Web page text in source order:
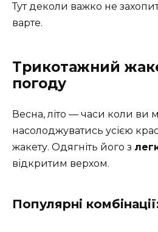
Тут деколи важко не
варте.
Трикотажний
погоду
Весна, літо — часи коли ви
насолоджуватись усією
жакету. Одягніть його з
відкритим верхом.
Популярні